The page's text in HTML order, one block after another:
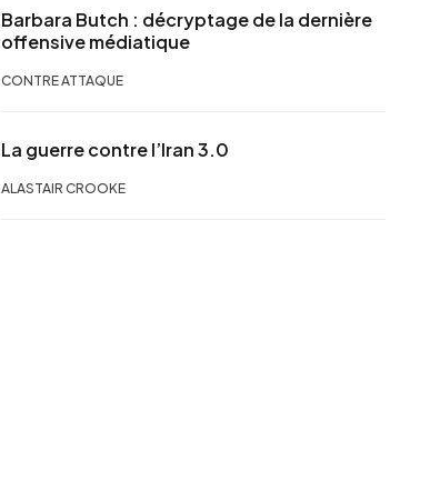
Barbara Butch : décryptage de la dernière
offensive médiatique
CONTRE ATTAQUE
La guerre contre l’Iran 3.0
ALASTAIR CROOKE